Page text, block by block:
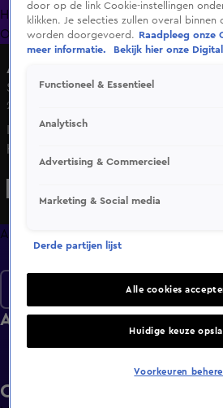
HomeUitzending Gemist Programma's
OranjezomerLivestreamsShop
Alles over Wonen
Seizoen 2, aflevering 48
27 dec 2015, 15:30
In Alles over Wonen wordt de
het huis, buiten het huis en om het
geïnformeerd en geadviseerd bij
Afleveringen
Afleveringen
Ontvang de KIJK-
door op de link Cookie-instellingen
klikken. Je selecties zullen overal binnen
worden doorgevoerd.
Raadpleeg onze
meer informatie.
Bekijk hier onze
Functioneel & Essentieel
Analytisch
Advertising & Commercieel
Marketing & Social media
Derde partijen lijst
Alle cookies
Huidige keuze
Voorkeuren